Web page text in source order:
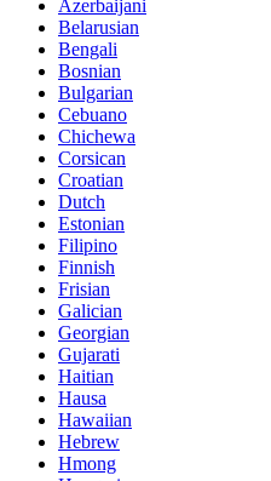
Azerbaijani
Belarusian
Bengali
Bosnian
Bulgarian
Cebuano
Chichewa
Corsican
Croatian
Dutch
Estonian
Filipino
Finnish
Frisian
Galician
Georgian
Gujarati
Haitian
Hausa
Hawaiian
Hebrew
Hmong